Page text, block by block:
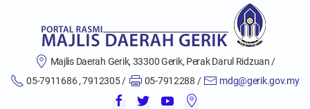
Majlis Daerah Gerik, 33300 Gerik, Perak Darul Ridzuan /
05-7911686 , 7912305 /
05-7912288 / mdg@gerik.gov.my